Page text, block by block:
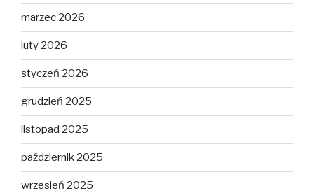
marzec 2026
luty 2026
styczeń 2026
grudzień 2025
listopad 2025
październik 2025
wrzesień 2025